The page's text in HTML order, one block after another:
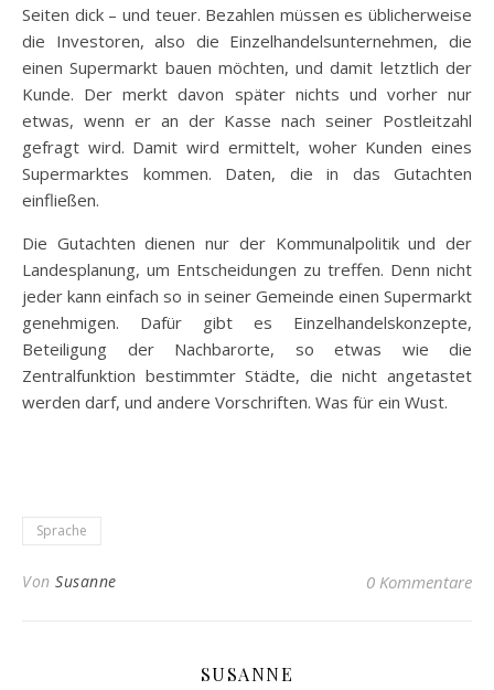
Seiten dick – und teuer. Bezahlen müssen es üblicherweise
die Investoren, also die Einzelhandelsunternehmen, die
einen Supermarkt bauen möchten, und damit letztlich der
Kunde. Der merkt davon später nichts und vorher nur
etwas, wenn er an der Kasse nach seiner Postleitzahl
gefragt wird. Damit wird ermittelt, woher Kunden eines
Supermarktes kommen. Daten, die in das Gutachten
einfließen.
Die Gutachten dienen nur der Kommunalpolitik und der
Landesplanung, um Entscheidungen zu treffen. Denn nicht
jeder kann einfach so in seiner Gemeinde einen Supermarkt
genehmigen. Dafür gibt es Einzelhandelskonzepte,
Beteiligung der Nachbarorte, so etwas wie die
Zentralfunktion bestimmter Städte, die nicht angetastet
werden darf, und andere Vorschriften. Was für ein Wust.
Sprache
Von Susanne 0 Kommentare
SUSANNE